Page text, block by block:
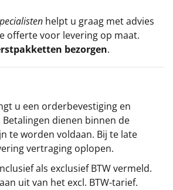
helpt u graag met advies
offerte voor levering op maat.
bezorgen.
u een orderbevestiging en
dienen binnen de
te worden voldaan. Bij te late
vertraging oplopen.
als exclusief BTW vermeld.
uit van het excl. BTW-tarief.